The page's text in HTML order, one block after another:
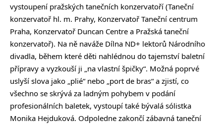
vystoupení pražských tanečních konzervatoří (Taneční
konzervatoř hl. m. Prahy, Konzervatoř Taneční centrum
Praha, Konzervatoř Duncan Centre a Pražská taneční
konzervatoř). Na ně naváže Dílna ND+ lektorů Národního
divadla, během které děti nahlédnou do tajemství baletní
přípravy a vyzkouší ji „na vlastní špičky“. Možná poprvé
uslyší slova jako „plié“ nebo „port de bras“ a zjistí, co
všechno se skrývá za ladným pohybem v podání
profesionálních baletek, vystoupí také bývalá sólistka
Monika Hejduková. Odpoledne zakončí zábavná taneční